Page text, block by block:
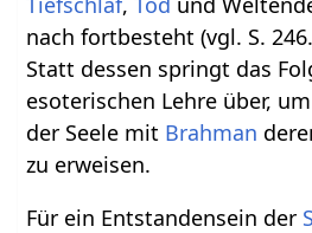
nach fortbesteht (vgl. S.
Statt dessen springt das
esoterischen Lehre über,
der Seele mit Brahman
zu erweisen.
Für ein Entstandensein der